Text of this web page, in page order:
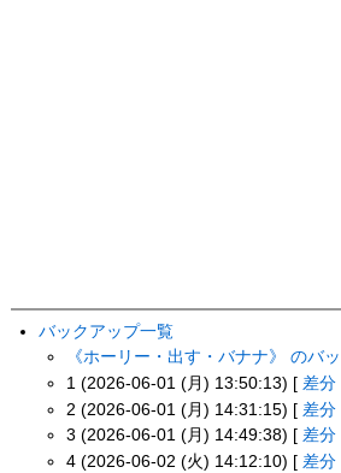
バックアップ一覧
《ホーリー・出す・バナナ》 のバ
1 (2026-06-01 (月) 13:50:13) [ 差分
2 (2026-06-01 (月) 14:31:15) [ 差分
3 (2026-06-01 (月) 14:49:38) [ 差分
4 (2026-06-02 (火) 14:12:10) [ 差分